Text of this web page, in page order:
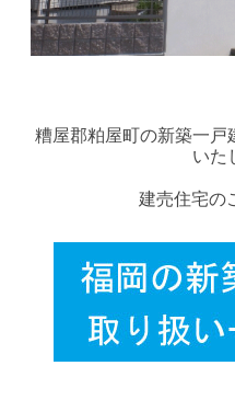
糟屋郡粕屋町の新築一
いた
建売住宅の